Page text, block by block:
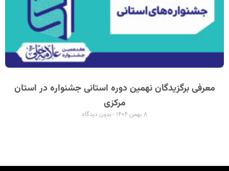
معرفی برگزیدگان نهمین دوره استانی جشنواره در استان
مرکزی
۸ بهمن ۱۴۰۴ بدون دیدگاه